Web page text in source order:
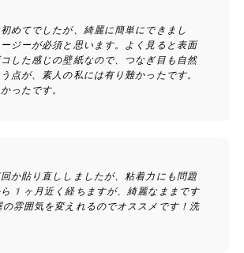
めてでしたが、綺麗に簡単にできまし
ジーが必須と思います。よく見ると表面
した感じの壁紙なので、つなぎ目も自然
点が、素人の私には有り難かったです。
ったです。
か貼り直ししましたが、粘着力にも問題
1ヶ月近く経ちますが、綺麗なままです
雰囲気を変えれるのでオススメです！洗